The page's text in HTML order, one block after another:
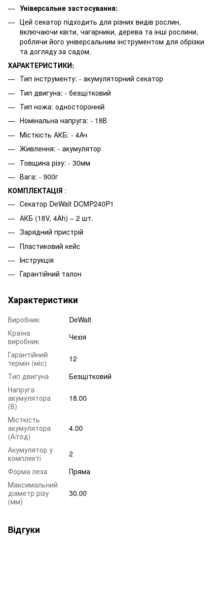
Універсальне застосування:
Цей секатор підходить для різних видів рослин,
включаючи квіти, чагарники, дерева та інші рослини,
роблячи його універсальним інструментом для обрізки
та догляду за садом.
ХАРАКТЕРИСТИКИ:
Тип інструменту: - акумуляторний секатор
Тип двигуна: - безщітковий
Тип ножа: односторонній
Номінальна напруга: - 18В
Місткість АКБ: - 4Ач
Живлення: - акумулятор
Товщина різу: - 30мм
Вага: - 900г
КОМПЛЕКТАЦІЯ :
Секатор DeWalt DCMP240P1
АКБ (18V, 4Ah) – 2 шт.
Зарядний пристрій
Пластиковий кейс
Інструкція
Гарантійний талон
Характеристики
Виробник
DeWalt
Країна
виробник
Чехія
Гарантійний
термін (міс)
12
Тип двигуна
Безщітковий
Напруга
акумулятора
(В)
18.00
Місткість
акумулятора
(А/год)
4.00
Акумулятор у
комплекті
2
Форма леза
Пряма
Максимальний
діаметр різу
(мм)
30.00
Відгуки